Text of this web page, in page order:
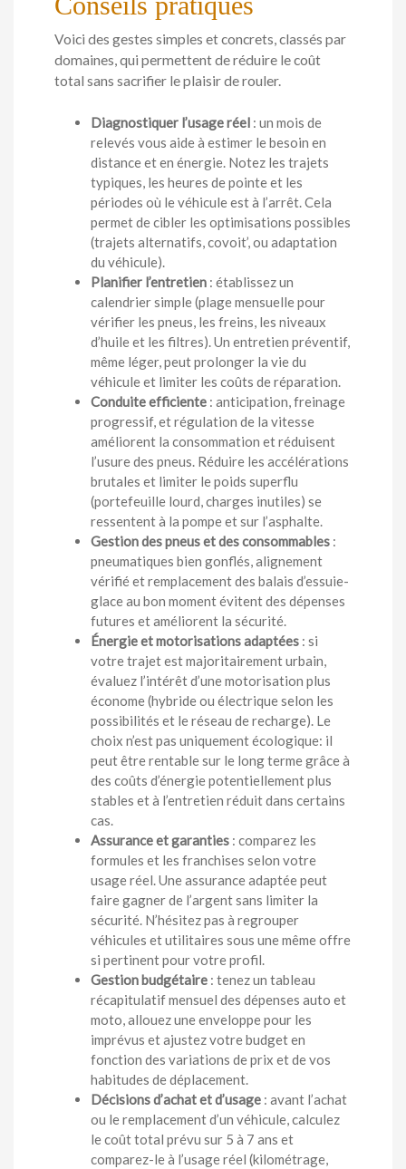
Voici des gestes simples et concrets, classés par
domaines, qui permettent de réduire le coût
total sans sacrifier le plaisir de rouler.
Diagnostiquer l’usage réel : un mois de
relevés vous aide à estimer le besoin en
distance et en énergie. Notez les trajets
typiques, les heures de pointe et les
périodes où le véhicule est à l’arrêt. Cela
permet de cibler les optimisations possibles
(trajets alternatifs, covoit’, ou adaptation
du véhicule).
Planifier l’entretien : établissez un
calendrier simple (plage mensuelle pour
vérifier les pneus, les freins, les niveaux
d’huile et les filtres). Un entretien préventif,
même léger, peut prolonger la vie du
véhicule et limiter les coûts de réparation.
Conduite efficiente : anticipation, freinage
progressif, et régulation de la vitesse
améliorent la consommation et réduisent
l’usure des pneus. Réduire les accélérations
brutales et limiter le poids superflu
(portefeuille lourd, charges inutiles) se
ressentent à la pompe et sur l’asphalte.
Gestion des pneus et des consommables :
pneumatiques bien gonflés, alignement
vérifié et remplacement des balais d’essuie-
glace au bon moment évitent des dépenses
futures et améliorent la sécurité.
Énergie et motorisations adaptées : si
votre trajet est majoritairement urbain,
évaluez l’intérêt d’une motorisation plus
économe (hybride ou électrique selon les
possibilités et le réseau de recharge). Le
choix n’est pas uniquement écologique: il
peut être rentable sur le long terme grâce à
des coûts d’énergie potentiellement plus
stables et à l’entretien réduit dans certains
cas.
Assurance et garanties : comparez les
formules et les franchises selon votre
usage réel. Une assurance adaptée peut
faire gagner de l’argent sans limiter la
sécurité. N’hésitez pas à regrouper
véhicules et utilitaires sous une même offre
si pertinent pour votre profil.
Gestion budgétaire : tenez un tableau
récapitulatif mensuel des dépenses auto et
moto, allouez une enveloppe pour les
imprévus et ajustez votre budget en
fonction des variations de prix et de vos
habitudes de déplacement.
Décisions d’achat et d’usage : avant l’achat
ou le remplacement d’un véhicule, calculez
le coût total prévu sur 5 à 7 ans et
comparez-le à l’usage réel (kilométrage,